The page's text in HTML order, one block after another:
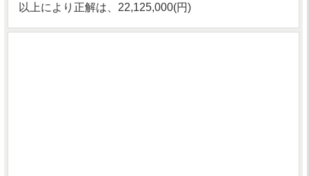
以上により正解は、22,125,000(円)